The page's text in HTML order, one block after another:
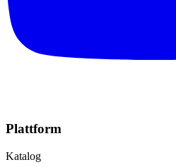
Plattform
Katalog